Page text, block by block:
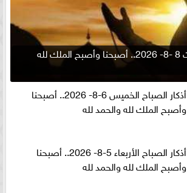
أذكار الصباح السبت 8 -8- 2026.. أصبحنا وأصبح الملك لله
أذكار الصباح الخميس 6-8- 2026.. أصبحنا
وأصبح الملك لله والحمد لله
أذكار الصباح الأربعاء 5-8- 2026.. أصبحنا
وأصبح الملك لله والحمد لله